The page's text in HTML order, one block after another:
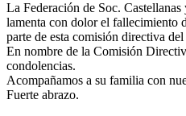
más
grande
La Federación de Soc.
lamenta con dolor el fallecimiento
parte de esta comisión directiva
En nombre de la Comisión
condolencias.
Acompañamos a su familia con
Fuerte abrazo.